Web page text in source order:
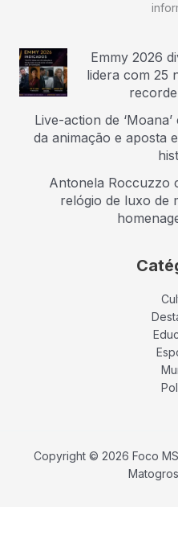
Emmy 2026
lidera com 25
Live-action de
da animação e aposta
Antonela Roccuzzo
relógio de luxo de
Copyright © 2026 Foco